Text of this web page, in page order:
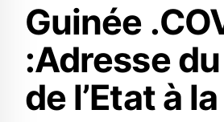
Guinée
:Adresse
de l’Etat à